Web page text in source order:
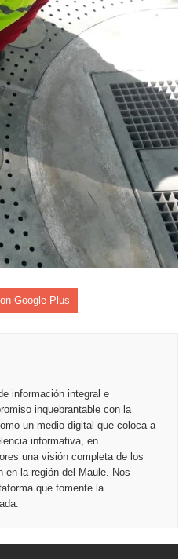
Google Plus
información integral e
inquebrantable con la
un medio digital que coloca a
informativa, en
una visión completa de los
en la región del Maule. Nos
que fomente la